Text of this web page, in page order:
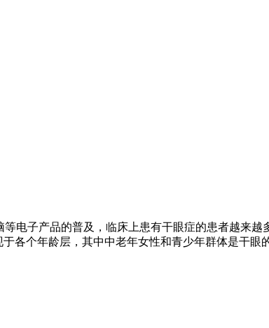
电子产品的普及，临床上患有干眼症的患者越来越
各个年龄层，其中中老年女性和青少年群体是干眼